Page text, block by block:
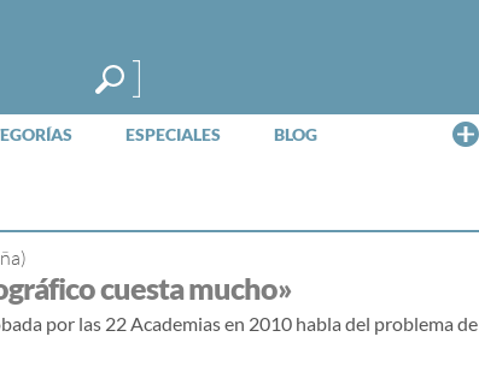
ESPECIALES BLOG
cuesta mucho»
por las 22 Academias en 2010 habla del problema de